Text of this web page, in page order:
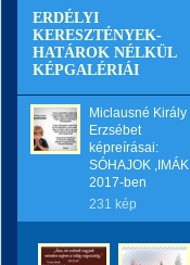
ERDÉLYI
KERESZTÉNYEK-
HATÁROK NÉLKÜL
KÉPGALÉRIÁI
Miclausné Király
Erzsébet
képreírásai:
SÓHAJOK ,IMÁK
2017-ben
231 kép